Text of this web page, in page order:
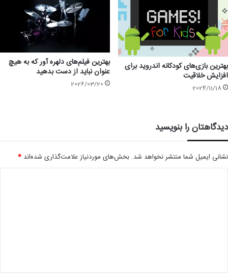
بهترین بازی‌های کودکانه اندروید برای
افزایش خلاقیت
2024/11/18
بهترین فیلم‌های دلهره آور که به هیچ
عنوان نباید از دست بدهید
2026/03/20
دیدگاهتان را بنویسید
نشانی ایمیل شما منتشر نخواهد شد. بخش‌های موردنیاز علامت‌گذاری شده‌اند *